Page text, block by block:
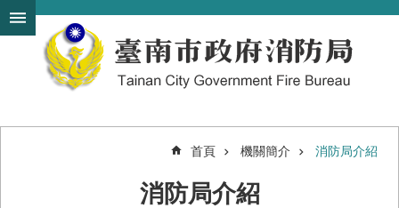
跳到主要內容區塊
搜
尋
進
首頁 機關簡介 消防局介紹
消防局介紹